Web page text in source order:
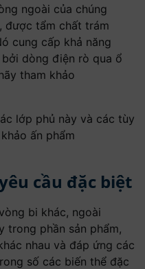
ngoài của chúng
được tẩm chất trám
cung cấp khả năng
dòng điện rò qua ổ
tham khảo
lớp phủ này và các tùy
ấn phẩm
cầu đặc biệt
bi khác, ngoài
trong phần sản phẩm,
nhau và đáp ứng các
số các biến thể đặc